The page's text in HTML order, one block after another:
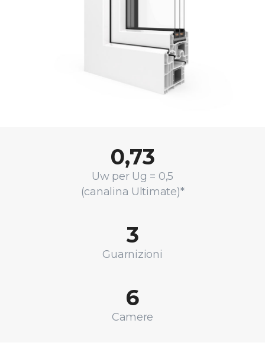
0,73
Uw per Ug = 0,5
(canalina Ultimate)*
3
Guarnizioni
6
Camere